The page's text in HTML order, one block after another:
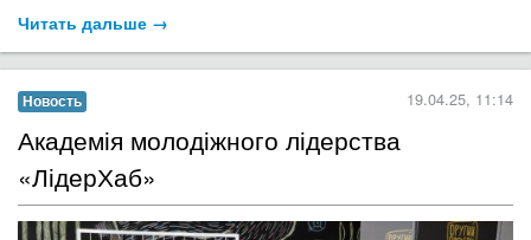
Читать дальше →
Новость 19.04.25, 11:14
Академія молодіжного лідерства
«ЛідерХаб»